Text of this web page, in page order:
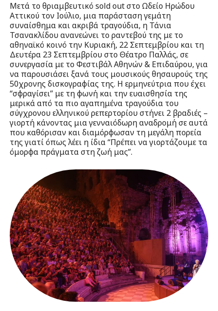
Μετά το θριαμβευτικό sold out στο Ωδείο Ηρώδου
Αττικού τον Ιούλιο, μια παράσταση γεμάτη
συναίσθημα και ακριβά τραγούδια, η Τάνια
Τσανακλίδου ανανεώνει το ραντεβού της με το
αθηναϊκό κοινό την Κυριακή, 22 Σεπτεμβρίου και τη
Δευτέρα 23 Σεπτεμβρίου στο Θέατρο Παλλάς, σε
συνεργασία με το Φεστιβάλ Αθηνών & Επιδαύρου, για
να παρουσιάσει ξανά τους μουσικούς θησαυρούς της
50χρονης δισκογραφίας της. Η ερμηνεύτρια που έχει
“σφραγίσει” με τη φωνή και την ευαισθησία της
μερικά από τα πιο αγαπημένα τραγούδια του
σύγχρονου ελληνικού ρεπερτορίου στήνει 2 βραδιές –
γιορτή κάνοντας μια γενναιόδωρη αναδρομή σε αυτά
που καθόρισαν και διαμόρφωσαν τη μεγάλη πορεία
της γιατί όπως λέει η ίδια “Πρέπει να γιορτάζουμε τα
όμορφα πράγματα στη ζωή μας”.